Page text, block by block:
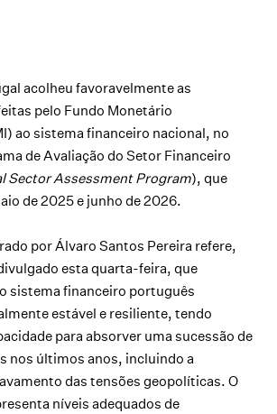
acolheu favoravelmente as
pelo Fundo Monetário
ao sistema financeiro nacional, no
de Avaliação do Setor Financeiro
Sector Assessment Program), que
de 2025 e junho de 2026.
por Álvaro Santos Pereira refere,
esta quarta-feira, que
sistema financeiro português
estável e resiliente, tendo
para absorver uma sucessão de
nos últimos anos, incluindo a
das tensões geopolíticas. O
níveis adequados de